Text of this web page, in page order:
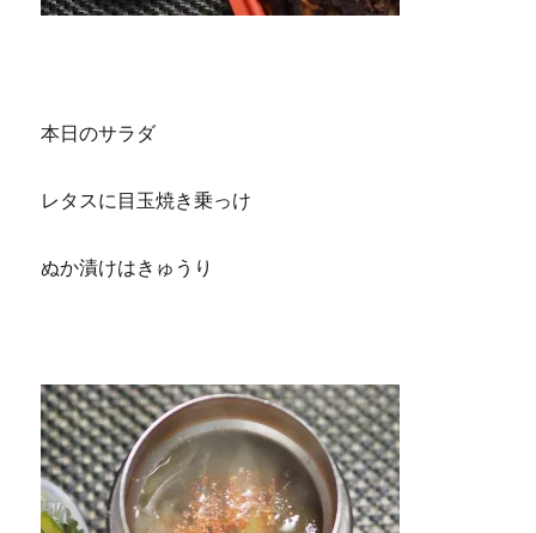
本日のサラダ
レタスに目玉焼き乗っけ
ぬか漬けはきゅうり